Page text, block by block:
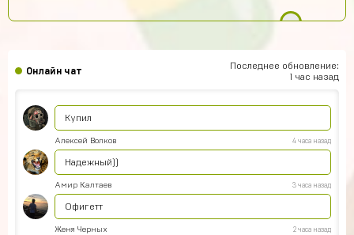
Онлайн чат
Последнее обновление:
1 час назад
Привет
Купил
Алексей Волков 4 часа назад
Надежный))
Амир Калтаев 3 часа назад
Офигетт
Женя Черных 2 часа назад